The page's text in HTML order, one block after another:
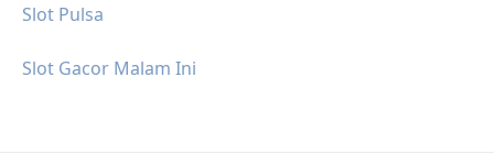
Slot Pulsa
Slot Gacor Malam Ini